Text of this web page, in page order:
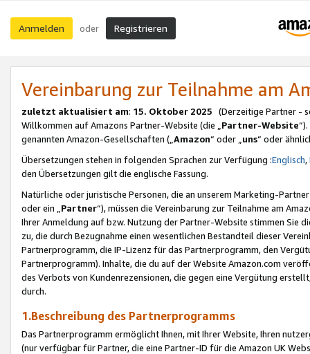
Anmelden oder Registrieren
Vereinbarung zur Teilnahme am
zuletzt aktualisiert am: 15. Oktober 2025 (Derzeitige Partner -
Willkommen auf Amazons Partner-Website (die „Partner-Website
genannten Amazon-Gesellschaften („Amazon“ oder „uns“ oder
Übersetzungen stehen in folgenden Sprachen zur Verfügung :Englisch,
den Übersetzungen gilt die englische Fassung.
Natürliche oder juristische Personen, die an unserem Marketing-
oder ein „Partner“), müssen die Vereinbarung zur Teilnahme am
Ihrer Anmeldung auf bzw. Nutzung der Partner-Website stimmen Sie
zu, die durch Bezugnahme einen wesentlichen Bestandteil dieser
Partnerprogramm, die IP-Lizenz für das Partnerprogramm, den
Partnerprogramm). Inhalte, die du auf der Website Amazon.com
des Verbots von Kundenrezensionen, die gegen eine Vergütung
durch.
1.Beschreibung des Partnerprogramms
Das Partnerprogramm ermöglicht Ihnen, mit Ihrer Website, Ihren
(nur verfügbar für Partner, die eine Partner-ID für die Amazon UK